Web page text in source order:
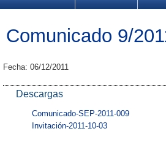
Comunicado 9/
Fecha: 06/12/2011
Descargas
Comunicado-SEP-2011-009
Invitación-2011-10-03